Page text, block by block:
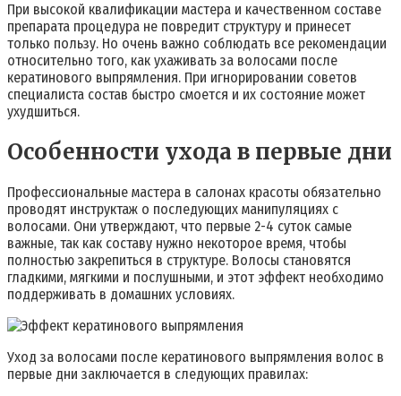
При высокой квалификации мастера и качественном составе
препарата процедура не повредит структуру и принесет
только пользу. Но очень важно соблюдать все рекомендации
относительно того, как ухаживать за волосами после
кератинового выпрямления. При игнорировании советов
специалиста состав быстро смоется и их состояние может
ухудшиться.
Особенности ухода в первые дни
Профессиональные мастера в салонах красоты обязательно
проводят инструктаж о последующих манипуляциях с
волосами. Они утверждают, что первые 2-4 суток самые
важные, так как составу нужно некоторое время, чтобы
полностью закрепиться в структуре. Волосы становятся
гладкими, мягкими и послушными, и этот эффект необходимо
поддерживать в домашних условиях.
Уход за волосами после кератинового выпрямления волос в
первые дни заключается в следующих правилах: